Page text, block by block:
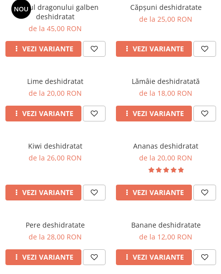
NOU
Fructul dragonului galben
deshidratat
de la 45,00 RON
VEZI VARIANTE
Căpșuni deshidratate
de la 25,00 RON
VEZI VARIANTE
Lime deshidratat
de la 20,00 RON
VEZI VARIANTE
Lămâie deshidratată
de la 18,00 RON
VEZI VARIANTE
Kiwi deshidratat
de la 26,00 RON
VEZI VARIANTE
Ananas deshidratat
de la 20,00 RON
VEZI VARIANTE
Pere deshidratate
de la 28,00 RON
VEZI VARIANTE
Banane deshidratate
de la 12,00 RON
VEZI VARIANTE